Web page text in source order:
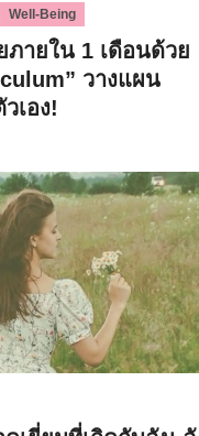
Well-Being
ายใน 1 เดือนด้วย
วางแผน
เอง!